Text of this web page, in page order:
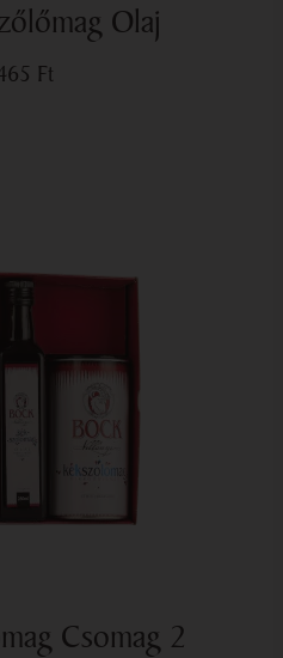
Olaj
Ft
Csomag 2